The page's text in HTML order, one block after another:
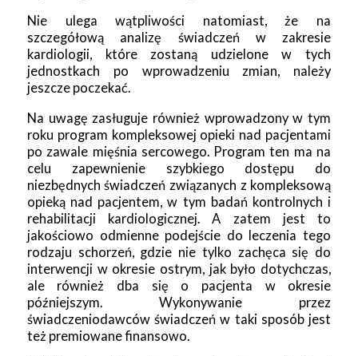
Nie ulega wątpliwości natomiast, że na
szczegółową analizę świadczeń w zakresie
kardiologii, które zostaną udzielone w tych
jednostkach po wprowadzeniu zmian, należy
jeszcze poczekać.
Na uwagę zasługuje również wprowadzony w tym
roku program kompleksowej opieki nad pacjentami
po zawale mięśnia sercowego. Program ten ma na
celu zapewnienie szybkiego dostępu do
niezbędnych świadczeń związanych z kompleksową
opieką nad pacjentem, w tym badań kontrolnych i
rehabilitacji kardiologicznej. A zatem jest to
jakościowo odmienne podejście do leczenia tego
rodzaju schorzeń, gdzie nie tylko zachęca się do
interwencji w okresie ostrym, jak było dotychczas,
ale również dba się o pacjenta w okresie
późniejszym. Wykonywanie przez
świadczeniodawców świadczeń w taki sposób jest
też premiowane finansowo.